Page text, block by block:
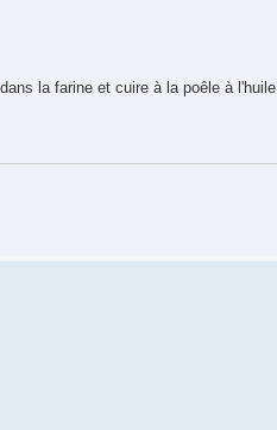
la farine et cuire à la poêle à l'huile